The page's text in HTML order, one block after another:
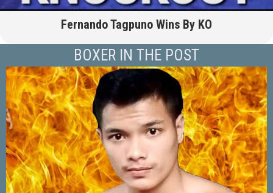
Fernando Tagpuno Wins By KO
BOXER IN THE POST